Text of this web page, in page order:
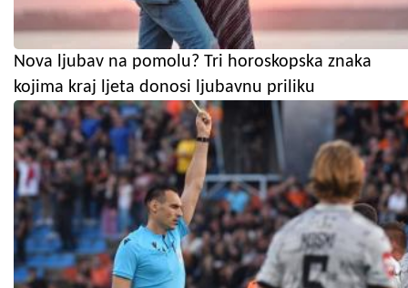
Nova ljubav na pomolu? Tri horoskopska znaka
kojima kraj ljeta donosi ljubavnu priliku